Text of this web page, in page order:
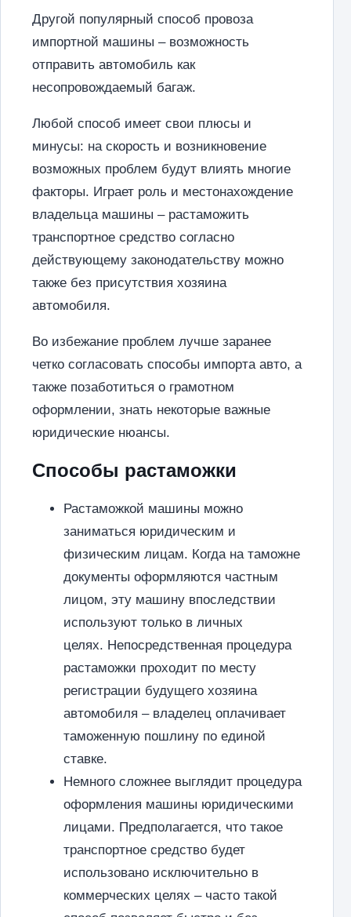
Другой популярный способ провоза
импортной машины – возможность
отправить автомобиль как
несопровождаемый багаж.
Любой способ имеет свои плюсы и
минусы: на скорость и возникновение
возможных проблем будут влиять многие
факторы. Играет роль и местонахождение
владельца машины – растаможить
транспортное средство согласно
действующему законодательству можно
также без присутствия хозяина
автомобиля.
Во избежание проблем лучше заранее
четко согласовать способы импорта авто, а
также позаботиться о грамотном
оформлении, знать некоторые важные
юридические нюансы.
Способы растаможки
Растаможкой машины можно
заниматься юридическим и
физическим лицам. Когда на таможне
документы оформляются частным
лицом, эту машину впоследствии
используют только в личных
целях. Непосредственная процедура
растаможки проходит по месту
регистрации будущего хозяина
автомобиля – владелец оплачивает
таможенную пошлину по единой
ставке.
Немного сложнее выглядит процедура
оформления машины юридическими
лицами. Предполагается, что такое
транспортное средство будет
использовано исключительно в
коммерческих целях – часто такой